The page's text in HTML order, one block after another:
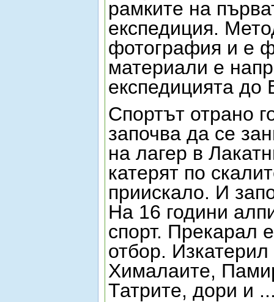
рамките на
експедиция.
фотография и е
материали е
експедицията до
Спортът отрано
започва да се
на лагер в
катерят по
приискало. И
На 16 години
спорт. Прекарал
отбор.
Хималаите,
Татрите, дори и